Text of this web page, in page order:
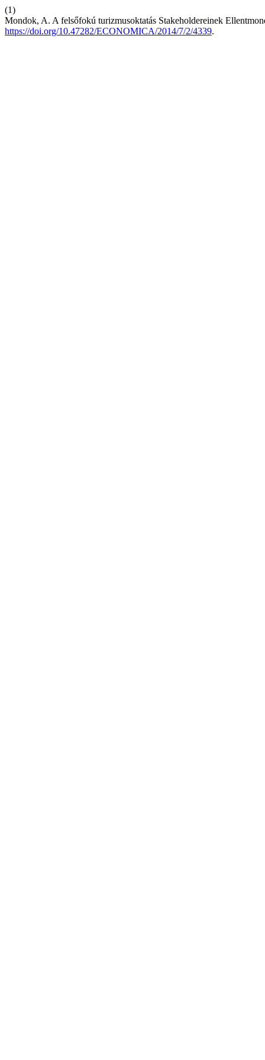
(1)
Mondok, A. A felsőfokú turizmusoktatás Stakeholdereinek
https://doi.org/10.47282/ECONOMICA/2014/7/2/4339.